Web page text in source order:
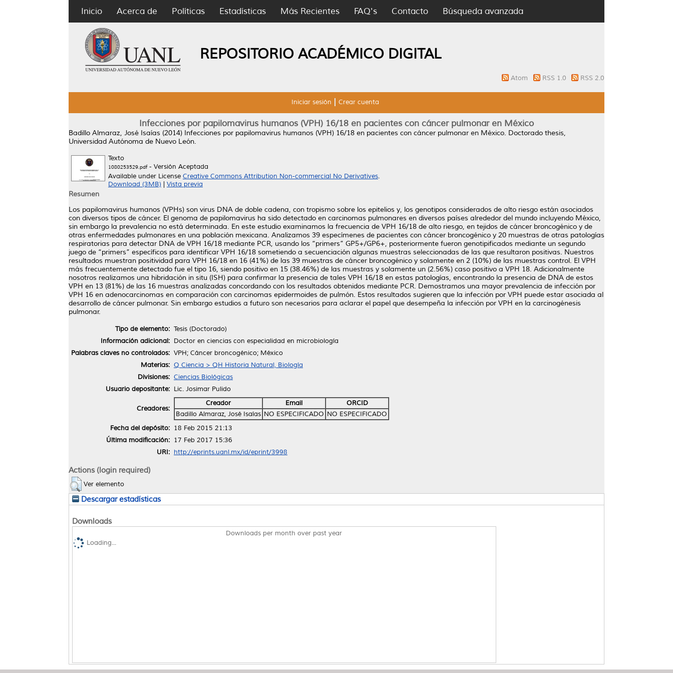
Inicio Acerca de Políticas Estadísticas Más Recientes FAQ's Contacto Búsqueda avanzada
REPOSITORIO ACADÉMICO DIGITAL
Atom RSS 1.0 RSS 2.0
Iniciar sesión Crear cuenta
Infecciones por papilomavirus humanos (VPH) 16/18 en pacientes con cáncer pulmonar en México
Badillo Almaraz, José Isaías (2014) Infecciones por papilomavirus humanos (VPH) 16/18 en pacientes con cáncer pulmonar en México. Doctorado thesis,
Universidad Autónoma de Nuevo León.
Texto
1080253529.pdf- Versión Aceptada
Available under License Creative Commons Attribution Non-commercial No Derivatives.
Download (3MB)
Vista previa
Resumen
Los papilomavirus humanos (VPHs) son virus DNA de doble cadena, con tropismo sobre los epitelios y, los genotipos considerados de alto riesgo están asociados
con diversos tipos de cáncer. El genoma de papilomavirus ha sido detectado en carcinomas pulmonares en diversos países alrededor del mundo incluyendo México,
sin embargo la prevalencia no está determinada. En este estudio examinamos la frecuencia de VPH 16/18 de alto riesgo, en tejidos de cáncer broncogénico y de
otras enfermedades pulmonares en una población mexicana. Analizamos 39 especímenes de pacientes con cáncer broncogénico y 20 muestras de otras patologías
respiratorias para detectar DNA de VPH 16/18 mediante PCR, usando los “primers” GP5+/GP6+, posteriormente fueron genotipificados mediante un segundo
juego de “primers” específicos para identificar VPH 16/18 sometiendo a secuenciación algunas muestras seleccionadas de las que resultaron positivas. Nuestros
resultados muestran positividad para VPH 16/18 en 16 (41%) de las 39 muestras de cáncer broncogénico y solamente en 2 (10%) de las muestras control. El VPH
más frecuentemente detectado fue el tipo 16, siendo positivo en 15 (38.46%) de las muestras y solamente un (2.56%) caso positivo a VPH 18. Adicionalmente
nosotros realizamos una hibridación in situ (ISH) para confirmar la presencia de tales VPH 16/18 en estas patologías, encontrando la presencia de DNA de estos
VPH en 13 (81%) de las 16 muestras analizadas concordando con los resultados obtenidos mediante PCR. Demostramos una mayor prevalencia de infección por
VPH 16 en adenocarcinomas en comparación con carcinomas epidermoides de pulmón. Estos resultados sugieren que la infección por VPH puede estar asociada al
desarrollo de cáncer pulmonar. Sin embargo estudios a futuro son necesarios para aclarar el papel que desempeña la infección por VPH en la carcinogénesis
pulmonar.
Tipo de elemento: Tesis (Doctorado)
Información adicional: Doctor en ciencias con especialidad en microbiología
Palabras claves no controlados: VPH; Cáncer broncogénico; México
Materias: Q Ciencia > QH Historia Natural, Biología
Divisiones: Ciencias Biológicas
Usuario depositante: Lic. Josimar Pulido
Creadores:
Creador Email
ORCID
Badillo Almaraz, José Isaías NO ESPECIFICADO NO ESPECIFICADO
Fecha del depósito: 18 Feb 2015 21:13
Última modificación: 17 Feb 2017 15:36
URI: http://eprints.uanl.mx/id/eprint/3998
Actions (login required)
Ver elemento
Descargar estadísticas
Downloads
Downloads per month over past year
Loading...